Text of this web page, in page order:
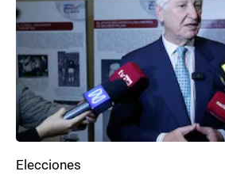
Elecciones